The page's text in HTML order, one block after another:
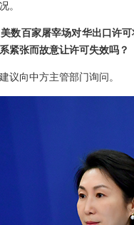
。
数百家屠宰场对华出口许
紧张而故意让许可失效吗？
议向中方主管部门询问。